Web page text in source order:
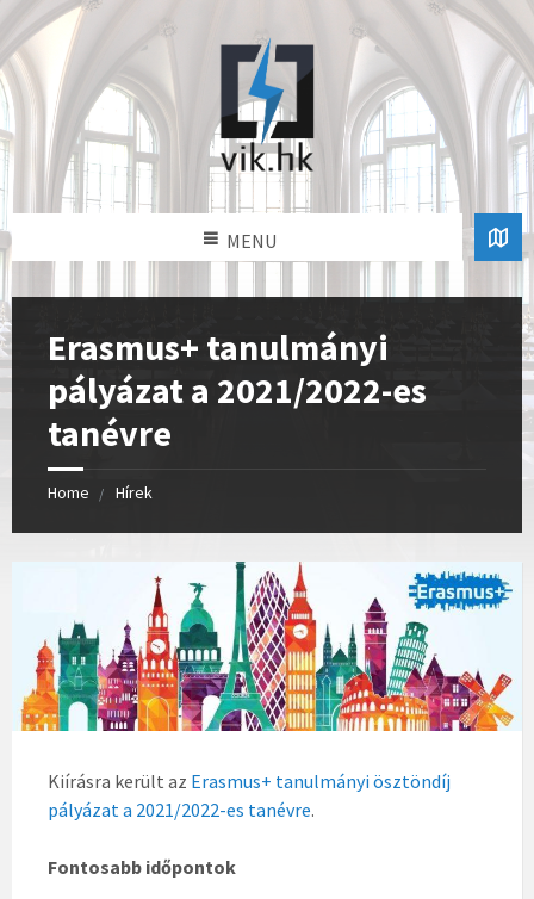
MENU
Erasmus+ tanulmányi
pályázat a 2021/2022-es
tanévre
Home Hírek
Kiírásra került az Erasmus+ tanulmányi ösztöndíj
pályázat a 2021/2022-es tanévre.
Fontosabb időpontok